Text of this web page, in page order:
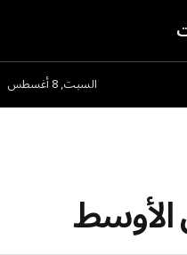
السبت, 8 أغسطس
الأوسط